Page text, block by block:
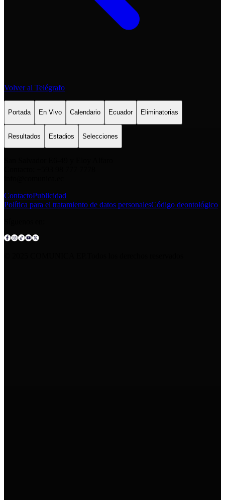
Volver al Telégrafo
Portada En Vivo Calendario Ecuador Eliminatorias
Resultados Estadios Selecciones
ContactoPublicidad
Política para el tratamiento de datos personalesCódigo deontológico